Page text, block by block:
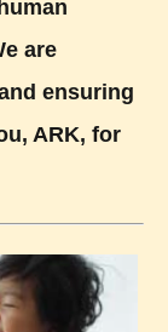
are
ensuring
ARK, for